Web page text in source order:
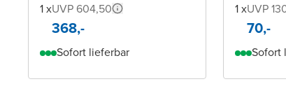
1 xUVP 604,50
368,-
Sofort lieferbar
1 xUVP
70,-
Sofort